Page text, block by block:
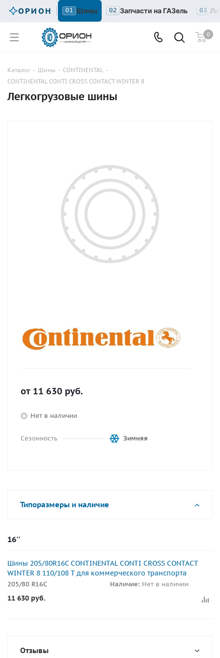
ОРИОН 01 Шины 02 Запчасти на ГАЗель 03
0
Каталог - Шины - CONTINENTAL -
CONTINENTAL CONTI CROSS CONTACT WINTER 8
Легкогрузовые шины
от 11 630 руб.
Нет в наличии
Сезонность Зимняя
Типоразмеры и наличие
16''
Шины 205/80R16C CONTINENTAL CONTI CROSS CONTACT
WINTER 8 110/108 T для коммерческого транспорта
205/80 R16C Наличие: Нет в наличии
11 630 руб.
Отзывы